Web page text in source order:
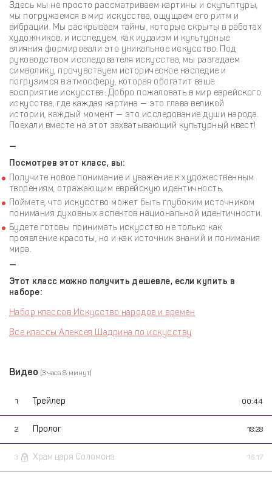
Здесь мы не просто рассматриваем картины и скульптуры,
мы погружаемся в мир искусства, ощущаем его ритм и
вибрации. Мы раскрываем тайны, которые скрыты в работах
художников, и исследуем, как иудаизм и культурные
влияния формировали это уникальное искусство. Под
руководством исследователя искусства, мы разгадаем
символику, прочувствуем историческое наследие и
погрузимся в атмосферу, которая обогатит ваше
восприятие искусства. Добро пожаловать в мир еврейского
искусства, где каждая картина — это глава великой
истории, каждый момент — это исследование души народа.
Поехали вместе на этот захватывающий культурный квест!
—
Посмотрев этот класс, вы:
Получите новое понимание и уважение к художественным
творениям, отражающим еврейскую идентичность.
Поймете, что искусство может быть глубоким источником
понимания духовных аспектов национальной идентичности.
Будете готовы принимать искусство не только как
проявление красоты, но и как источник знаний и понимания
мира.
—
Этот класс можно получить дешевле, если купить в
наборе:
Набор классов Искусство народов и времен
Все классы Алексея Шадрина по искусству
Видео (3 часа 8 минут)
1 Трейлер 00:44
2 Пролог 18:28
3 Храм царя Соломона 16:17